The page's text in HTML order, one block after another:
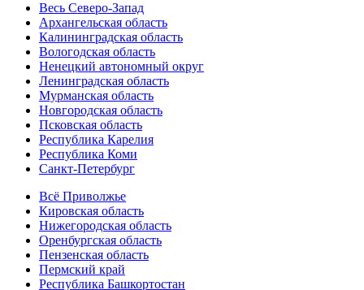
Весь Северо-Запад
Архангельская область
Калининградская область
Вологодская область
Ненецкий автономный округ
Ленинградская область
Мурманская область
Новгородская область
Псковская область
Республика Карелия
Республика Коми
Санкт-Петербург
Всё Приволжье
Кировская область
Нижегородская область
Оренбургская область
Пензенская область
Пермский край
Республика Башкортостан